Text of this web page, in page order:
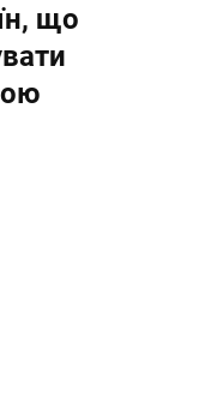
що